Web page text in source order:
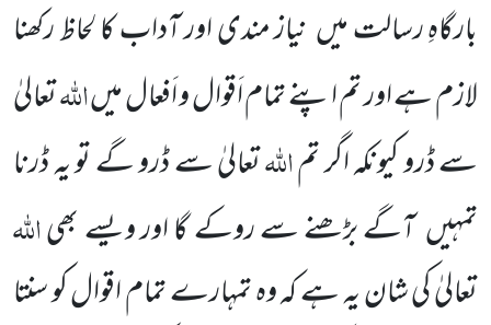
بارگاہِ رسالت میں نیاز مندی اور آداب کا لحاظ رکھنا
لازم ہے اور تم اپنے تمام اَقوال و اَفعال میںاللہتعالیٰ
سے ڈرو کیونکہ اگر تماللہتعالیٰ سے ڈرو گے تو یہ ڈرنا
تمہیں آگے بڑھنے سے روکے گا اور ویسے بھیاللہ
تعالیٰ کی شان یہ ہے کہ وہ تمہارے تمام اقوال کو سنتا